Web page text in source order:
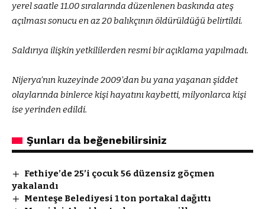
yerel saatle 11.00 sıralarında düzenlenen baskında ateş
açılması sonucu en az 20 balıkçının öldürüldüğü belirtildi.
Saldırıya ilişkin yetkililerden resmi bir açıklama yapılmadı.
Nijerya’nın kuzeyinde 2009’dan bu yana yaşanan şiddet
olaylarında binlerce kişi hayatını kaybetti, milyonlarca kişi
ise yerinden edildi.
Şunları da beğenebilirsiniz
Fethiye’de 25’i çocuk 56 düzensiz göçmen
yakalandı
Menteşe Belediyesi 1 ton portakal dağıttı